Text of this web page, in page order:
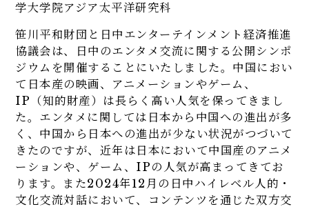
学大学院アジア太平洋研究科
笹川平和財団と日中エンターテインメント経済推進
協議会は、日中のエンタメ交流に関する公開シンポ
ジウムを開催することにいたしました。中国におい
て日本産の映画、アニメーションやゲーム、
IP（知的財産）は長らく高い人気を保ってきまし
た。エンタメに関しては日本から中国への進出が多
く、中国から日本への進出が少ない状況がつづいて
きたのですが、近年は日本において中国産のアニメ
ーションや、ゲーム、IPの人気が高まってきてお
ります。また2024年12月の日中ハイレベル人的・
文化交流対話において、コンテンツを通じた双方交